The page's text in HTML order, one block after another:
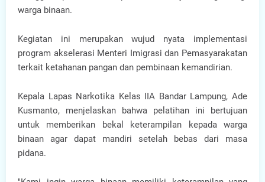
warga binaan.
Kegiatan ini merupakan wujud nyata implementasi
program akselerasi Menteri Imigrasi dan Pemasyarakatan
terkait ketahanan pangan dan pembinaan kemandirian.
Kepala Lapas Narkotika Kelas IIA Bandar Lampung, Ade
Kusmanto, menjelaskan bahwa pelatihan ini bertujuan
untuk memberikan bekal keterampilan kepada warga
binaan agar dapat mandiri setelah bebas dari masa
pidana.